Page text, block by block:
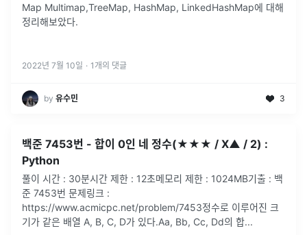
Map Multimap,TreeMap, HashMap, LinkedHashMap에 대해
정리해보았다.
2022년 7월 10일 · 1 개의 댓글
by 유수민 3
백준 7453번 - 합이 0인 네 정수(★★★ / X▲ / 2) :
Python
풀이 시간 : 30분시간 제한 : 12초메모리 제한 : 1024MB기출 : 백
준 7453번 문제링크 :
https://www.acmicpc.net/problem/7453정수로 이루어진 크
기가 같은 배열 A, B, C, D가 있다.Aa, Bb, Cc, Dd의 합...